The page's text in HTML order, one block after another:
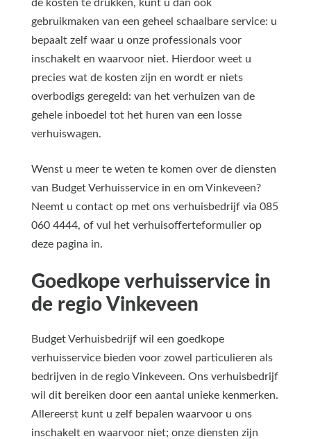
de kosten te drukken, kunt u dan ook
gebruikmaken van een geheel schaalbare service: u
bepaalt zelf waar u onze professionals voor
inschakelt en waarvoor niet. Hierdoor weet u
precies wat de kosten zijn en wordt er niets
overbodigs geregeld: van het verhuizen van de
gehele inboedel tot het huren van een losse
verhuiswagen.
Wenst u meer te weten te komen over de diensten
van Budget Verhuisservice in en om Vinkeveen?
Neemt u contact op met ons verhuisbedrijf via 085
060 4444, of vul het verhuisofferteformulier op
deze pagina in.
Goedkope verhuisservice in
de regio Vinkeveen
Budget Verhuisbedrijf wil een goedkope
verhuisservice bieden voor zowel particulieren als
bedrijven in de regio Vinkeveen. Ons verhuisbedrijf
wil dit bereiken door een aantal unieke kenmerken.
Allereerst kunt u zelf bepalen waarvoor u ons
inschakelt en waarvoor niet; onze diensten zijn